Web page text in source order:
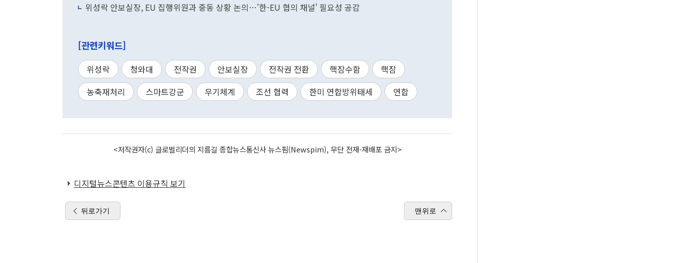
위성락 안보실장, EU 집행위원과 중동 상황 논의…'한-EU 협의 채널' 필요성 공감
[관련키워드]
위성락 청와대 전작권 안보실장 전작권 전환 핵잠수함
핵잠
농축재처리
스마트강군 무기체계 조선 협력 한미 연합방위태세 연합
<저작권자(c) 글로벌리더의 지름길 종합뉴스통신사 뉴스핌(Newspim), 무단 전재-재배포 금지>
디지털뉴스콘텐츠 이용규칙 보기
뒤로가기 맨위로